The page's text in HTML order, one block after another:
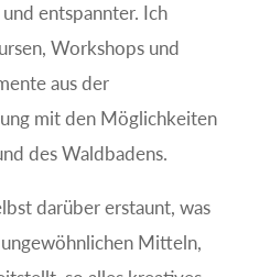
entspannter. Ich
Workshops und
aus der
mit den Möglichkeiten
des Waldbadens.
darüber erstaunt, was
Mitteln,